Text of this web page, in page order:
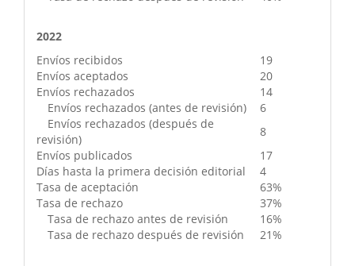
2022
Envíos recibidos
19
Envíos aceptados
20
Envíos rechazados
14
Envíos rechazados (antes de revisión)
6
Envíos rechazados (después de
revisión)
8
Envíos publicados
17
Días hasta la primera decisión editorial
4
Tasa de aceptación
63%
Tasa de rechazo
37%
Tasa de rechazo antes de revisión
16%
Tasa de rechazo después de revisión
21%